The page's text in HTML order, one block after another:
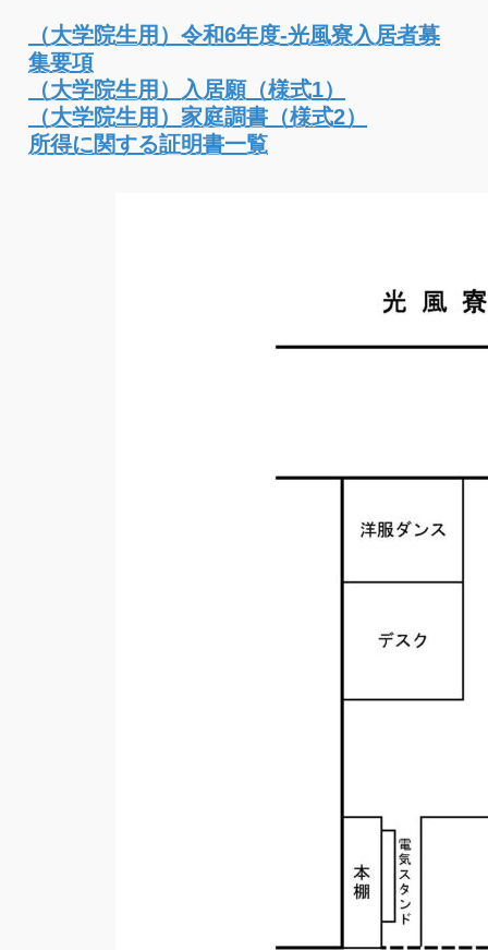
（大学院生用）令和6年度-光風寮入居者募
集要項
（大学院生用）入居願（様式1）
（大学院生用）家庭調書（様式2）
所得に関する証明書一覧